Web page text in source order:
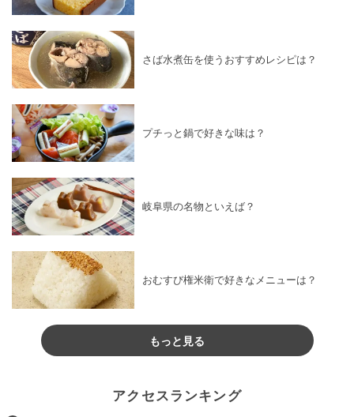
さば水煮缶を使うおすすめレシピは？
プチっと鍋で好きな味は？
岐阜県の名物といえば？
おむすび権米衛で好きなメニューは？
もっと見る
アクセスランキング